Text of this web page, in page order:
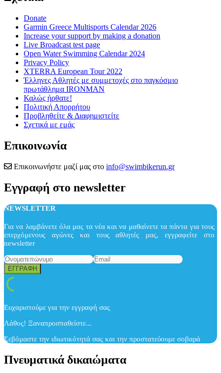
Donate
Garmin Greece Multisports Calendar 2026
Increase your support by making a donation
Live Broadcast test page
Open Water Swimming Calendar 2024
Privacy Policy
XTERRA European Tour 2022
Έλληνες Αθλητές με συμμετοχές στο παγκόσμιο
πρωτάθλημα IRONMAN
Καλώς ήρθατε!
Πολιτική Απορρήτου
Προβληθείτε & Διαφημιστείτε
Σχετικά με εμάς
Επικοινωνία
Επικοινωνήστε μαζί μας στο info@swimbikerun.gr
Εγγραφή στο newsletter
NEWSLETTER
Για να λαμβάνετε όλα μας τα νέα και να μαθαίνετε τα πάντα για τους
επερχόμενους αγώνες και τους αθλητές μας, εγγραφείτε στο
newsletter
Ευχαριστούμε για την εγγραφή σας
Λάθος! Ξαναπροσπαθείστε...
Σεβόμαστε την ιδιωτικότητά σας και την προστατεύουμε σοβαρά
Πνευματικά δικαιώματα